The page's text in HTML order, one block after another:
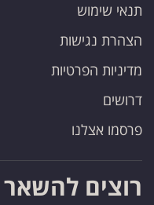
תנאי שימוש
הצהרת נגישות
מדיניות הפרטיות
דרושים
פרסמו אצלנו
רוצים להשאר